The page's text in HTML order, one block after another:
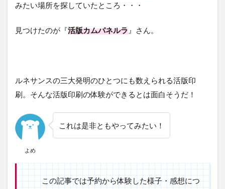
みたい場所を探していたところ・・・
見つけたのが『活版カムパネルラ 』さん。
ルネサンスの三大発明のひとつにも数えられる活版印
刷。そんな活版印刷の体験ができるとは面白そうだ！
よめ
これは是非ともやってみたい！
この記事では予約から体験した様子・感想につ